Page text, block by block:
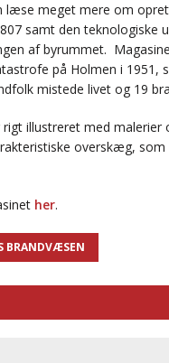
læse meget mere om
samt den
af byrummet.
på Holmen i
mistede livet og 19
illustreret med
overskæg,
her.
BRANDVÆSEN